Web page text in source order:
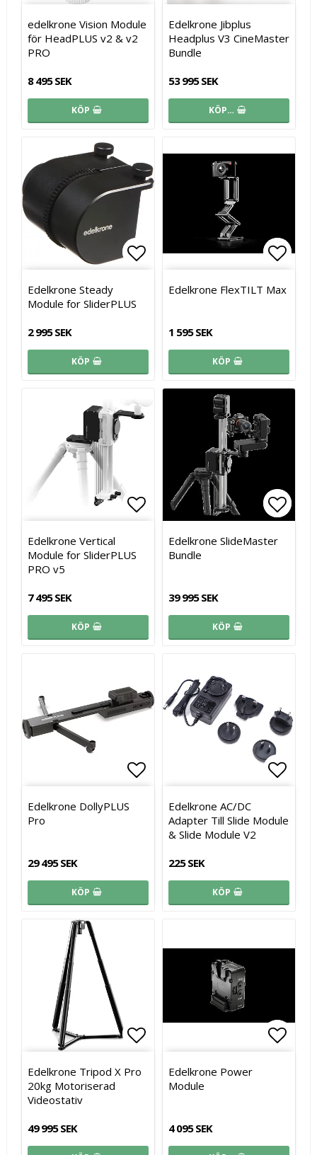
Lägg till i favoritlistan
Lägg till i favoritlistan
edelkrone Vision Module
för HeadPLUS v2 & v2
PRO
8 495 SEK
KÖP
Edelkrone Jibplus
Headplus V3 CineMaster
Bundle
53 995 SEK
KÖP…
Lägg till i favoritlistan
Lägg till i favoritlistan
Edelkrone Steady
Module for SliderPLUS
2 995 SEK
KÖP
Lägg
Lägg
Edelkrone FlexTILT Max
1 595 SEK
KÖP
Lägg till i favoritlistan
Edelkrone Vertical
Module for SliderPLUS
PRO v5
7 495 SEK
KÖP
Edelkrone SlideMaster
Bundle
39 995 SEK
KÖP
Lägg till i favoritlistan
Lägg till i favoritlistan
Edelkrone DollyPLUS
Pro
29 495 SEK
KÖP
Edelkrone AC/DC
Adapter Till Slide Module
& Slide Module V2
225 SEK
KÖP
Lägg till i favoritlistan
Lägg till i favoritlistan
Edelkrone Tripod X Pro
20kg Motoriserad
Videostativ
49 995 SEK
Edelkrone Power
Module
4 095 SEK